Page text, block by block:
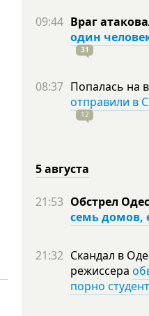
09:44 Враг
один
31
08:37 Попалась на
отправили в
12
5 августа
21:53 Обстрел
семь домов,
21:32 Скандал в
режиссера
порно